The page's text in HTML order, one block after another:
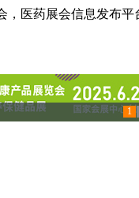
，医药展会信息发布平
1